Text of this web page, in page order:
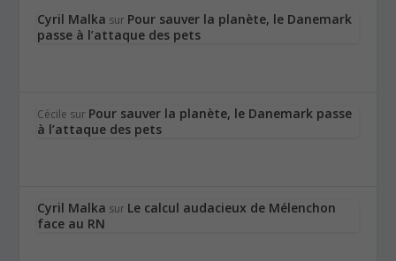
Cyril Malka sur Pour sauver la planète, le Danemark
passe à l’attaque des pets
Cécile sur Pour sauver la planète, le Danemark passe
à l’attaque des pets
Cyril Malka sur Le calcul audacieux de Mélenchon
face au RN